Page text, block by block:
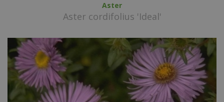
Aster
Aster cordifolius 'Ideal'